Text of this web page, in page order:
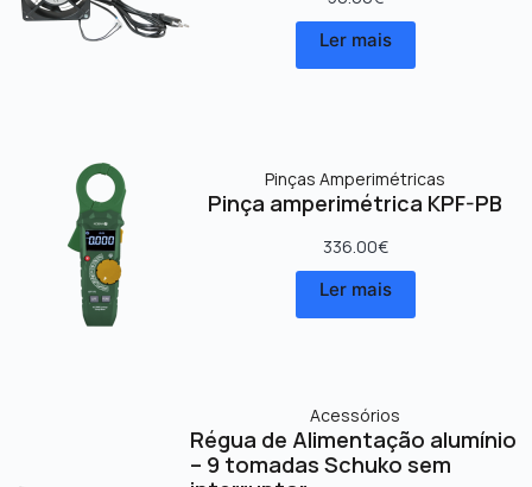
Ler mais
Pinças Amperimétricas
Pinça amperimétrica KPF-PB
336.00€
Ler mais
Acessórios
Régua de Alimentação alumínio
– 9 tomadas Schuko sem